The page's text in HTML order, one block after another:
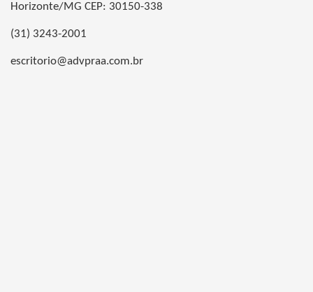
Horizonte/MG CEP: 30150-338
(31) 3243-2001
escritorio@advpraa.com.br